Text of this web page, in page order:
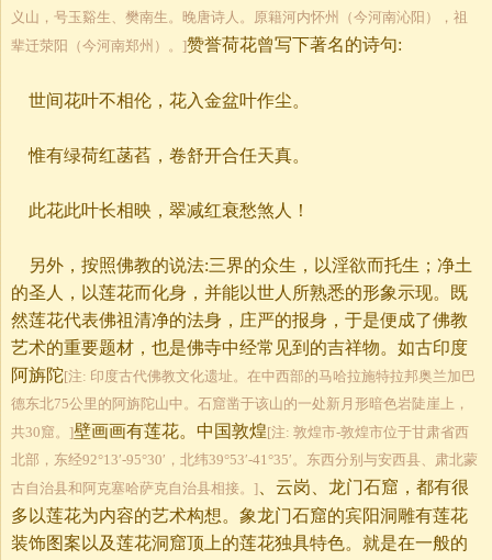
义山，号玉谿生、樊南生。晚唐诗人。原籍河内怀州（今河南沁阳），祖
辈迁荥阳（今河南郑州）。]赞誉荷花曾写下著名的诗句:
世间花叶不相伦，花入金盆叶作尘。
惟有绿荷红菡萏，卷舒开合任天真。
此花此叶长相映，翠减红衰愁煞人！
另外，按照佛教的说法:三界的众生，以淫欲而托生；净土
的圣人，以莲花而化身，并能以世人所熟悉的形象示现。既
然莲花代表佛祖清净的法身，庄严的报身，于是便成了佛教
艺术的重要题材，也是佛寺中经常见到的吉祥物。如古印度
阿旃陀[注: 印度古代佛教文化遗址。在中西部的马哈拉施特拉邦奥兰加巴
德东北75公里的阿旃陀山中。石窟凿于该山的一处新月形暗色岩陡崖上，
共30窟。]壁画画有莲花。中国敦煌[注: 敦煌市-敦煌市位于甘肃省西
北部，东经92°13′-95°30′，北纬39°53′-41°35′。东西分别与安西县、肃北蒙
古自治县和阿克塞哈萨克自治县相接。] 、云岗、龙门石窟，都有很
多以莲花为内容的艺术构想。象龙门石窟的宾阳洞雕有莲花
装饰图案以及莲花洞窟顶上的莲花独具特色。就是在一般的